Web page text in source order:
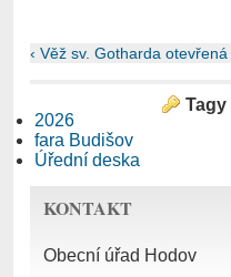
‹ Věž sv. Gotharda otevřená
Tagy
2026
fara Budišov
Úřední deska
KONTAKT
Obecní úřad Hodov